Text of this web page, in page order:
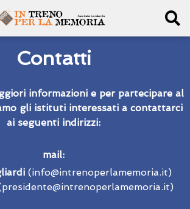
Contatti
informazioni e per partecipare al
gli istituti interessati a contattarci
ai seguenti indirizzi:
mail:
(info@intrenoperlamemoria.it)